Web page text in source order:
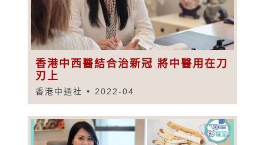
香港中西醫結合治新冠 將中醫用在刀
刃上
香港中通社 2022-04